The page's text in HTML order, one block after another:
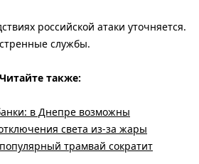
российской атаки уточняется.
службы.
Читайте также:
в Днепре возможны
света из-за жары
трамвай сократит